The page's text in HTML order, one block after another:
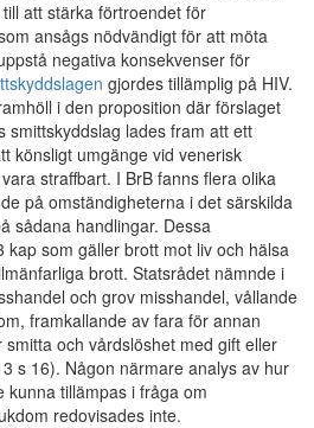
att stärka förtroendet för
ansågs nödvändigt för att möta
negativa konsekvenser för
gjordes tillämplig på HIV.
i den proposition där förslaget
smittskyddslag lades fram att ett
könsligt umgänge vid venerisk
straffbart. I BrB fanns flera olika
på omständigheterna i det särskilda
sådana handlingar. Dessa
kap som gäller brott mot liv och hälsa
brott. Statsrådet nämnde i
och grov misshandel, vållande
framkallande av fara för annan
och vårdslöshet med gift eller
s 16). Någon närmare analys av hur
kunna tillämpas i fråga om
redovisades inte.